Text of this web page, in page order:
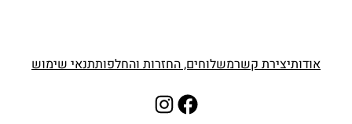
אודותיצירת קשרמשלוחים, החזרות והחלפותתנאי שימוש
Facebook
Instagram